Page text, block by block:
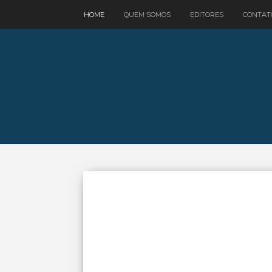
HOME QUEM SOMOS EDITORES